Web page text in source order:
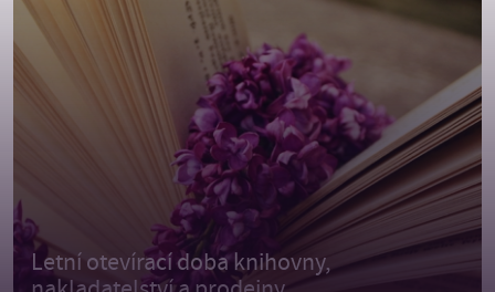
Letní otevírací doba knihovny,